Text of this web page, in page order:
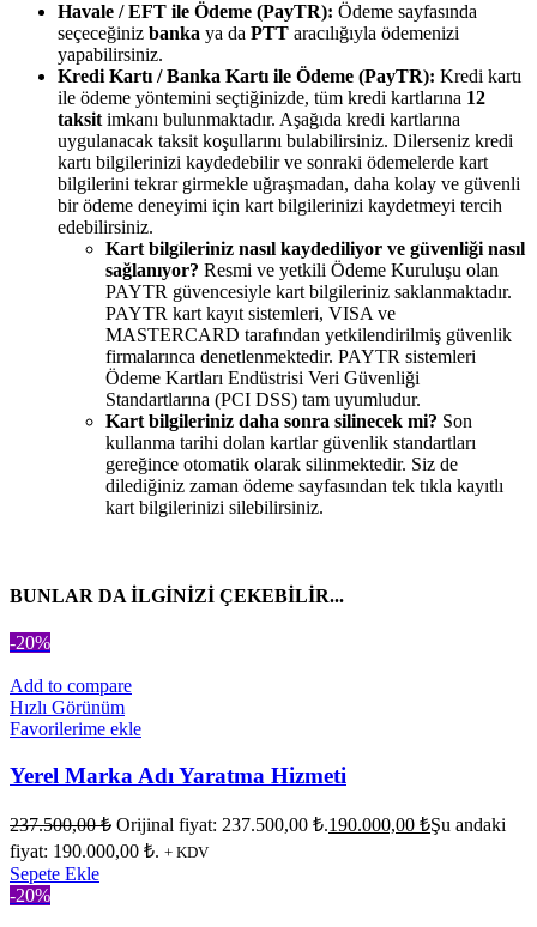
Havale / EFT ile Ödeme (PayTR): Ödeme sayfasında
seçeceğiniz banka ya da PTT aracılığıyla ödemenizi
yapabilirsiniz.
Kredi Kartı / Banka Kartı ile Ödeme (PayTR): Kredi kartı
ile ödeme yöntemini seçtiğinizde, tüm kredi kartlarına 12
taksit imkanı bulunmaktadır. Aşağıda kredi kartlarına
uygulanacak taksit koşullarını bulabilirsiniz. Dilerseniz kredi
kartı bilgilerinizi kaydedebilir ve sonraki ödemelerde kart
bilgilerini tekrar girmekle uğraşmadan, daha kolay ve güvenli
bir ödeme deneyimi için kart bilgilerinizi kaydetmeyi tercih
edebilirsiniz.
Kart bilgileriniz nasıl kaydediliyor ve güvenliği nasıl
sağlanıyor? Resmi ve yetkili Ödeme Kuruluşu olan
PAYTR güvencesiyle kart bilgileriniz saklanmaktadır.
PAYTR kart kayıt sistemleri, VISA ve
MASTERCARD tarafından yetkilendirilmiş güvenlik
firmalarınca denetlenmektedir. PAYTR sistemleri
Ödeme Kartları Endüstrisi Veri Güvenliği
Standartlarına (PCI DSS) tam uyumludur.
Kart bilgileriniz daha sonra silinecek mi? Son
kullanma tarihi dolan kartlar güvenlik standartları
gereğince otomatik olarak silinmektedir. Siz de
dilediğiniz zaman ödeme sayfasından tek tıkla kayıtlı
kart bilgilerinizi silebilirsiniz.
BUNLAR DA İLGİNİZİ ÇEKEBİLİR...
-20%
Add to compare
Hızlı Görünüm
Favorilerime ekle
Yerel Marka Adı Yaratma Hizmeti
237.500,00₺ Orijinal fiyat: 237.500,00 ₺.190.000,00 ₺Şu andaki
fiyat: 190.000,00 ₺. + KDV
Sepete Ekle
-20%